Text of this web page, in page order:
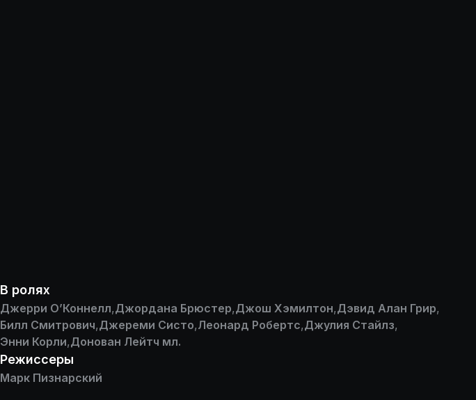
В ролях
Джерри О’Коннелл,Джордана Брюстер,Джош Хэмилтон,Дэвид Алан Грир,
Билл Смитрович,Джереми Систо,Леонард Робертс,Джулия Стайлз,
Энни Корли,Донован Лейтч мл.
Режиссеры
Марк Пизнарский